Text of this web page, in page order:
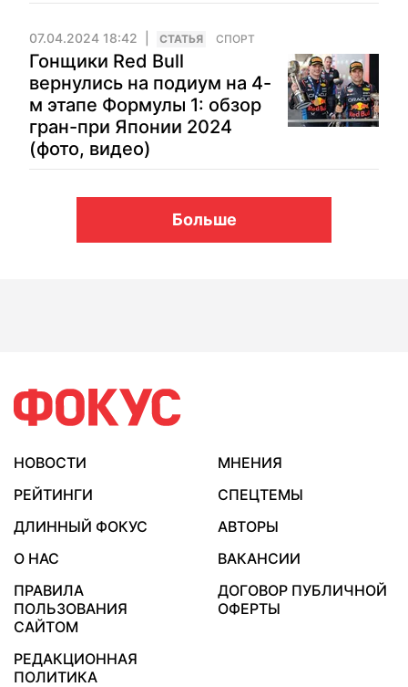
07.04.2024 18:42 CТАТЬЯ СПОРТ
Гонщики Red Bull
вернулись на подиум на 4-
м этапе Формулы 1: обзор
гран-при Японии 2024
(фото, видео)
Больше
НОВОСТИ
МНЕНИЯ
РЕЙТИНГИ
СПЕЦТЕМЫ
ДЛИННЫЙ ФОКУС
АВТОРЫ
О НАС
ВАКАНСИИ
ПРАВИЛА
ПОЛЬЗОВАНИЯ
САЙТОМ
ДОГОВОР ПУБЛИЧНОЙ
ОФЕРТЫ
РЕДАКЦИОННАЯ
ПОЛИТИКА